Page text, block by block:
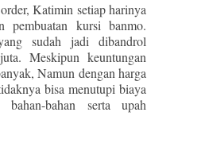
Katimin setiap harinya
pembuatan kursi banmo.
sudah jadi dibandrol
Meskipun keuntungan
Namun dengan harga
bisa menutupi biaya
bahan-bahan serta upah